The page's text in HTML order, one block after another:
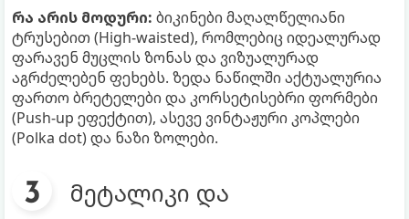
რა არის მოდური: ბიკინები მაღალწელიანი
ტრუსებით (High-waisted), რომლებიც იდეალურად
ფარავენ მუცლის ზონას და ვიზუალურად
აგრძელებენ ფეხებს. ზედა ნაწილში აქტუალურია
ფართო ბრეტელები და კორსეტისებრი ფორმები
(Push-up ეფექტით), ასევე ვინტაჟური კოპლები
(Polka dot) და ნაზი ზოლები.
მეტალიკი და